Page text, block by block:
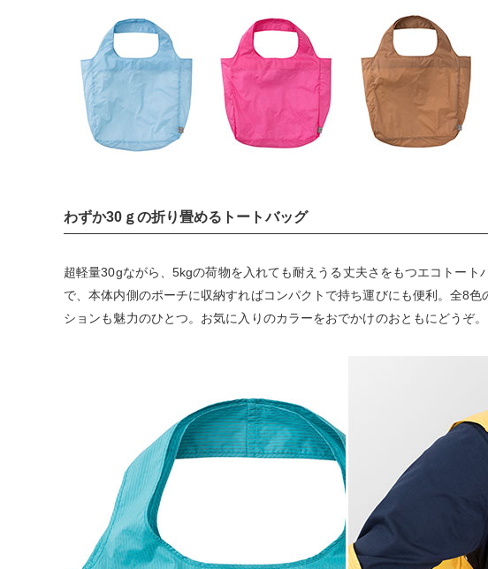
わずか30ｇの折り畳めるトートバッグ
超軽量30gながら、5kgの荷物を入れても耐えうる丈夫さをもつエコトート
で、本体内側のポーチに収納すればコンパクトで持ち運びにも便利。全8色
ションも魅力のひとつ。お気に入りのカラーをおでかけのおともにどうぞ。